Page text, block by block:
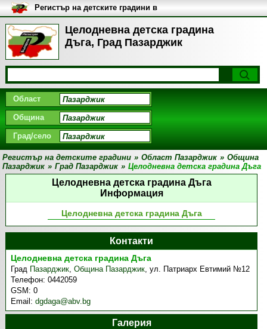
Целодневна детска градина
Дъга, Град Пазарджик
Регистър на детските градини в
България
Област
Община
Град/село
Регистър на детските градини » Област Пазарджик » Община
Пазарджик » Град Пазарджик » Целодневна детска градина Дъга
Целодневна детска градина Дъга
Информация
Целодневна детска градина Дъга
Контакти
Целодневна детска градина Дъга
Град Пазарджик,Община Пазарджик,ул. Патриарх Евтимий №12
Телефон:0442059
GSM:0
Email:dgdaga@abv.bg
Галерия